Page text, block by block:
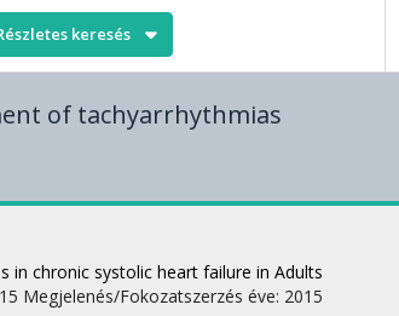
keresés
of tachyarrhythmias
chronic systolic heart failure in Adults
Megjelenés/Fokozatszerzés éve: 2015